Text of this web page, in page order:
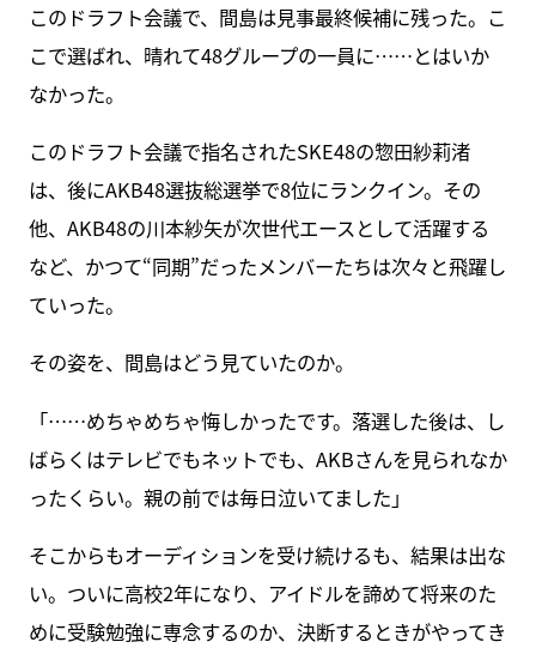
このドラフト会議で、間島は見事最終候補に残った。こ
こで選ばれ、晴れて48グループの一員に……とはいか
なかった。
このドラフト会議で指名されたSKE48の惣田紗莉渚
は、後にAKB48選抜総選挙で8位にランクイン。その
他、AKB48の川本紗矢が次世代エースとして活躍する
など、かつて“同期”だったメンバーたちは次々と飛躍し
ていった。
その姿を、間島はどう見ていたのか。
「……めちゃめちゃ悔しかったです。落選した後は、し
ばらくはテレビでもネットでも、AKBさんを見られなか
ったくらい。親の前では毎日泣いてました」
そこからもオーディションを受け続けるも、結果は出な
い。ついに高校2年になり、アイドルを諦めて将来のた
めに受験勉強に専念するのか、決断するときがやってき